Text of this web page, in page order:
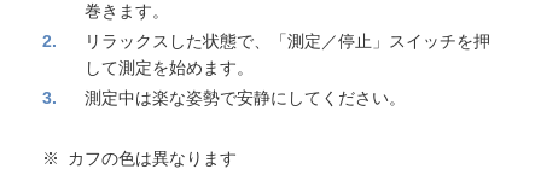
巻きます。
2
リラックスした状態で、「測定／停止」スイッチを押
して測定を始めます。
3
測定中は楽な姿勢で安静にしてください。
※ カフの色は異なります